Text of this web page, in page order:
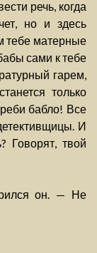
речь, когда
но и здесь
тебе матерные
сами к тебе
гарем,
только
бабло! Все
И
Говорят, твой
он. — Не